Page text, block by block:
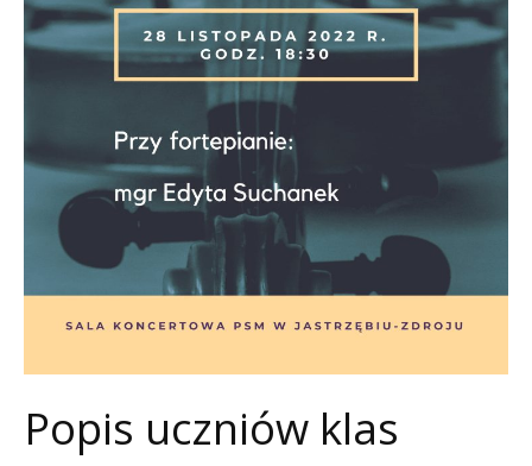
Popis uczniów klas